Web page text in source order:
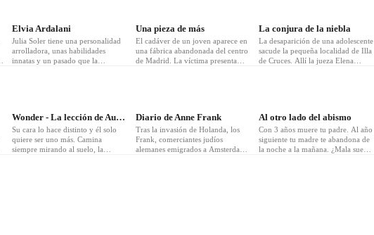
Elvia Ardalani
Julia Soler tiene una personalidad
arrolladora, unas habilidades
innatas y un pasado que la
que se están produciendo en un
ámbito rur
Una pieza de más
El cadáver de un joven aparece en
una fábrica abandonada del centro
de Madrid. La víctima presenta
La conjura de la niebla
La desaparición de una adolescente
sacude la pequeña localidad de Illa
de Cruces. Allí la jueza Elena
Wonder - La lección de August
Su cara lo hace distinto y él solo
quiere ser uno más. Camina
siempre mirando al suelo, la
Diario de Anne Frank
Tras la invasión de Holanda, los
Frank, comerciantes judíos
alemanes emigrados a Amsterdam
Al otro lado del abismo
Con 3 años muere tu padre. Al año
siguiente tu madre te abandona de
la noche a la mañana. ¿Mala suerte